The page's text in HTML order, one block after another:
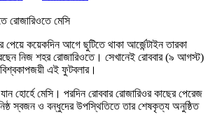
পেয়ে কয়েকদিন আগে ছুটিতে থাকা আর্জেন্টাইন তারকা
নিজ শহর রোজারিওতে। সেখানেই রোববার (৯ আগস্ট)
এই ফুটবলার।
হোর্হে মেসি। পরদিন রোববার রোজারিওর কাছের পেরেজ
স্বজন ও বন্ধুদের উপস্থিতিতে তার শেষকৃত্য অনুষ্ঠিত